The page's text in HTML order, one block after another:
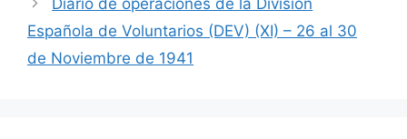
Española de Voluntarios (DEV) (XI) – 26 al 30
de Noviembre de 1941